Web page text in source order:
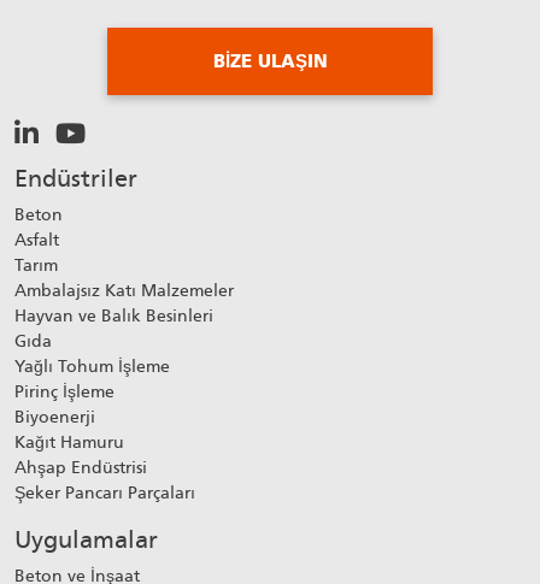
BIZE ULAŞIN
Endüstriler
Beton
Asfalt
Tarım
Ambalajsız Katı Malzemeler
Hayvan ve Balık Besinleri
Gıda
Yağlı Tohum İşleme
Pirinç İşleme
Biyoenerji
Kağıt Hamuru
Ahşap Endüstrisi
Şeker Pancarı Parçaları
Uygulamalar
Beton ve İnşaat